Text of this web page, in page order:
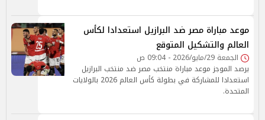
موعد مباراة مصر ضد البرازيل استعدادا لكأس
العالم والتشكيل المتوقع
الجمعة 29/مايو/2026 - 09:04 ص
يرصد الموجز موعد مباراة منتخب مصر ضد منتخب البرازيل
استعدادا للمشاركة في بطولة كأس العالم 2026 بالولايات
المتحدة.